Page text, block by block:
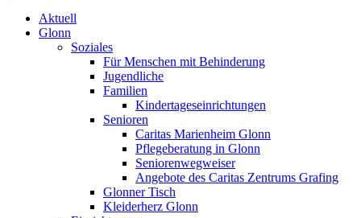
Markt Glonn
Aktuell
Glonn
Soziales
Für Menschen mit Behinderung
Jugendliche
Familien
Kindertageseinrichtungen
Senioren
Caritas Marienheim Glonn
Pflegeberatung in Glonn
Seniorenwegweiser
Angebote des Caritas Zentrums Grafing
Glonner Tisch
Kleiderherz Glonn